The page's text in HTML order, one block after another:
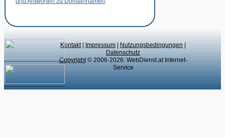
Kontakt| Impressum Nutzungsbedingungen
Datenschutz
Copyright© 2006-2026: WebDienst.at Internet-
Service